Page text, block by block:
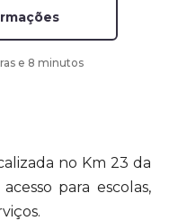
e 8 minutos
no Km 23 da
para escolas,